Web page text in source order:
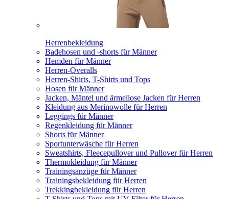
Herrenbekleidung
Badehosen und -shorts für Männer
Hemden für Männer
Herren-Overalls
Herren-Shirts, T-Shirts und Tops
Hosen für Männer
Jacken, Mäntel und ärmellose Jacken für Herren
Kleidung aus Merinowolle für Herren
Leggings für Männer
Regenkleidung für Männer
Shorts für Männer
Sportunterwäsche für Herren
Sweatshirts, Fleecepullover und Pullover für Herren
Thermokleidung für Männer
Trainingsanzüge für Männer
Trainingsbekleidung für Herren
Trekkingbekleidung für Herren